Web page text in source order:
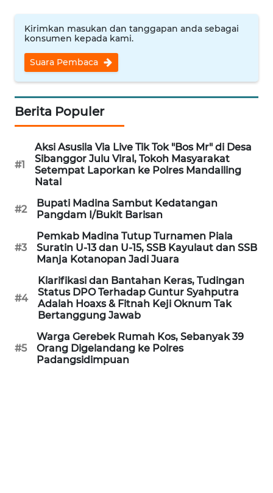
Kirimkan masukan dan tanggapan anda sebagai
konsumen kepada kami.
Suara Pembaca
Berita Populer
#1
Aksi Asusila Via Live Tik Tok "Bos Mr" di Desa
Sibanggor Julu Viral, Tokoh Masyarakat
Setempat Laporkan ke Polres Mandailing
Natal
#2
Bupati Madina Sambut Kedatangan
Pangdam I/Bukit Barisan
#3
Pemkab Madina Tutup Turnamen Piala
Suratin U-13 dan U-15, SSB Kayulaut dan SSB
Manja Kotanopan Jadi Juara
#4
Klarifikasi dan Bantahan Keras, Tudingan
Status DPO Terhadap Guntur Syahputra
Adalah Hoaxs & Fitnah Keji Oknum Tak
Bertanggung Jawab
#5
Warga Gerebek Rumah Kos, Sebanyak 39
Orang Digelandang ke Polres
Padangsidimpuan
KUNINGAN
WN
MAJALENGKA
WN
WN
SUKABUMI
WN
PURWAKARTA
WN
PRIANGAN
WN
SEMARANG
WN
SOLO